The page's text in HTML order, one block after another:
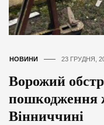
НОВИНИ 23 ГРУДНЯ,
Ворожий
пошкодження
Вінниччині